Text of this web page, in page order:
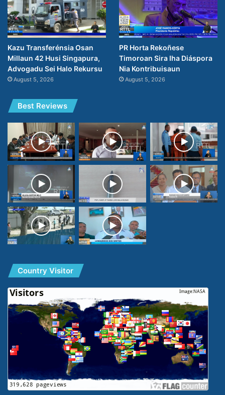
Kazu Transferénsia Osan
Millaun 42 Husi Singapura,
Advogadu Sei Halo Rekursu
August 5, 2026
PR Horta Rekoñese
Timoroan Sira Iha Diáspora
Nia Kontribuisaun
August 5, 2026
Best Reviews
Country Visitor